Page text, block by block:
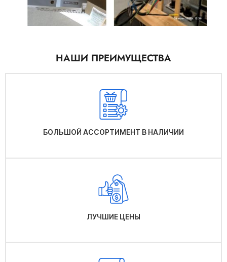
НАШИ ПРЕИМУЩЕСТВА
БОЛЬШОЙ АССОРТИМЕНТ В НАЛИЧИИ
ЛУЧШИЕ ЦЕНЫ